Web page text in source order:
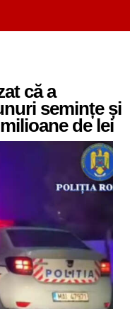
că a
semințe și
de lei